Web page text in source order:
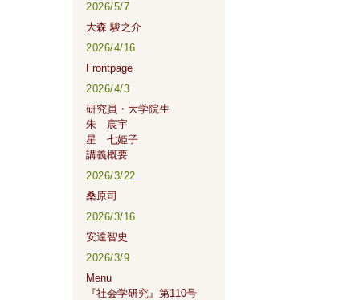
2026/5/7
大森 駿之介
2026/4/16
Frontpage
2026/4/3
研究員・大学院生
朱 宸宇
星 七姫子
講義概要
2026/3/22
桑原司
2026/3/16
安達智史
2026/3/9
Menu
『社会学研究』第110号